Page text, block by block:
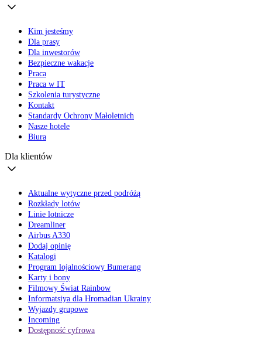
Kim jesteśmy
Dla prasy
Dla inwestorów
Bezpieczne wakacje
Praca
Praca w IT
Szkolenia turystyczne
Kontakt
Standardy Ochrony Małoletnich
Nasze hotele
Biura
Dla klientów
Aktualne wytyczne przed podróżą
Rozkłady lotów
Linie lotnicze
Dreamliner
Airbus A330
Dodaj opinię
Katalogi
Program lojalnościowy Bumerang
Karty i bony
Filmowy Świat Rainbow
Informatsiya dla Hromadian Ukrainy
Wyjazdy grupowe
Incoming
Dostępność cyfrowa